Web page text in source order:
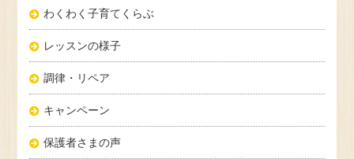
わくわく子育てくらぶ
レッスンの様子
調律・リペア
キャンペーン
保護者さまの声